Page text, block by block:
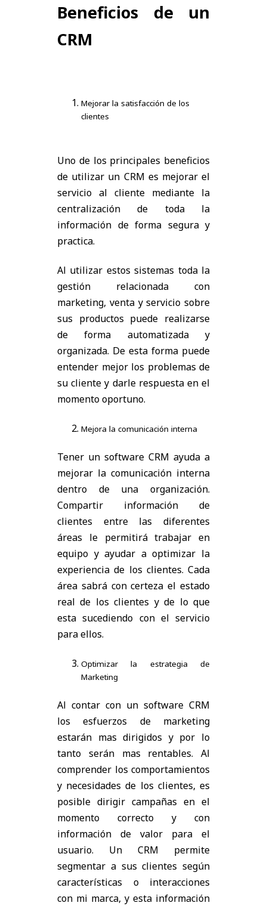
Beneficios de un
CRM
Mejorar la satisfacción de los
clientes
Uno de los principales beneficios
de utilizar un CRM es mejorar el
servicio al cliente mediante la
centralización de toda la
información de forma segura y
practica.
Al utilizar estos sistemas toda la
gestión relacionada con
marketing, venta y servicio sobre
sus productos puede realizarse
de forma automatizada y
organizada. De esta forma puede
entender mejor los problemas de
su cliente y darle respuesta en el
momento oportuno.
Mejora la comunicación interna
Tener un software CRM ayuda a
mejorar la comunicación interna
dentro de una organización.
Compartir información de
clientes entre las diferentes
áreas le permitirá trabajar en
equipo y ayudar a optimizar la
experiencia de los clientes. Cada
área sabrá con certeza el estado
real de los clientes y de lo que
esta sucediendo con el servicio
para ellos.
Optimizar la estrategia de
Marketing
Al contar con un software CRM
los esfuerzos de marketing
estarán mas dirigidos y por lo
tanto serán mas rentables. Al
comprender los comportamientos
y necesidades de los clientes, es
posible dirigir campañas en el
momento correcto y con
información de valor para el
usuario. Un CRM permite
segmentar a sus clientes según
características o interacciones
con mi marca, y esta información